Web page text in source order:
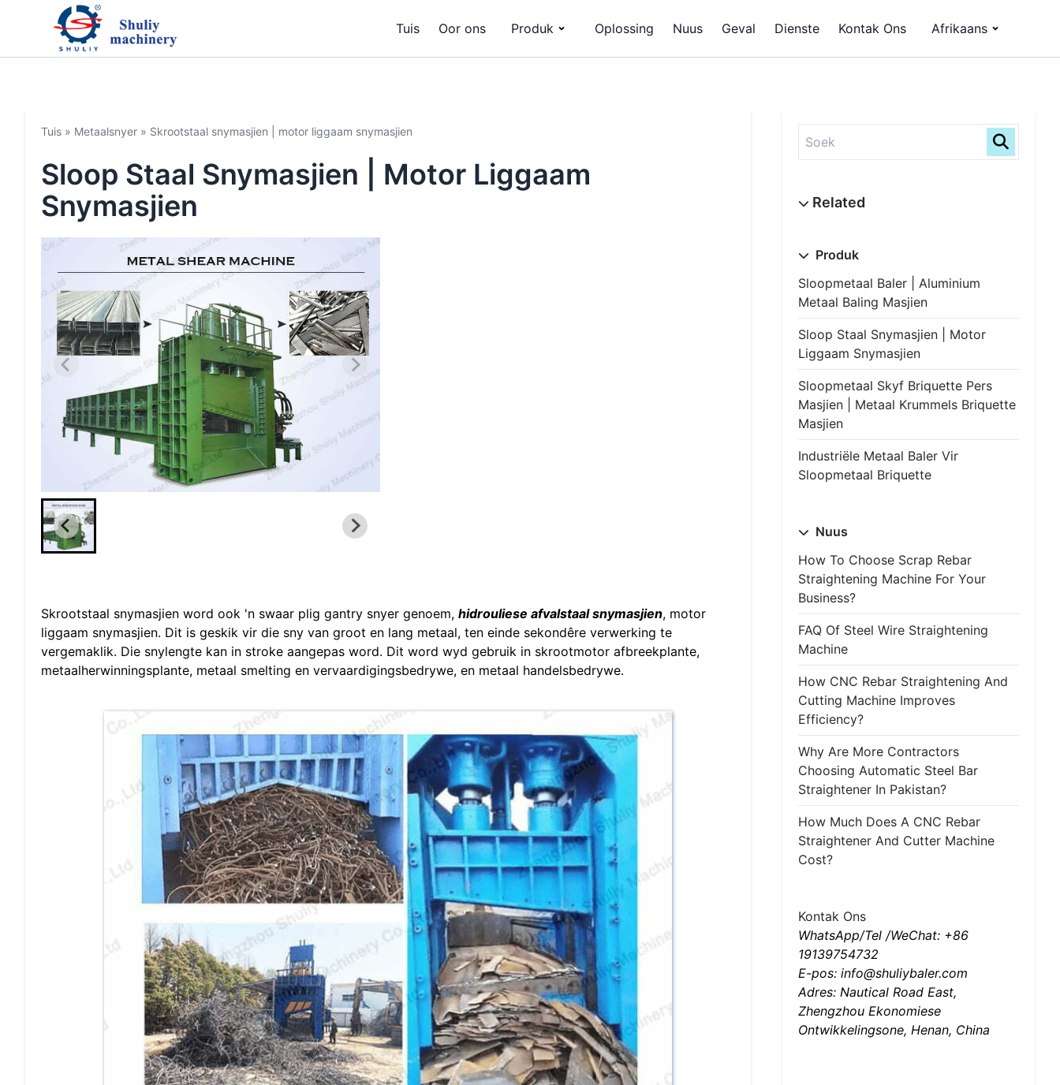
Tuis Oor ons Produk Oplossing Nuus Geval Dienste Kontak Ons Afrikaans
Tuis » Metaalsnyer » Skrootstaal snymasjien | motor liggaam snymasjien
Sloop Staal Snymasjien | Motor Liggaam
Snymasjien
Skrootstaal snymasjien word ook 'n swaar plig gantry snyer genoem, hidrouliese afvalstaal snymasjien, motor
liggaam snymasjien. Dit is geskik vir die sny van groot en lang metaal, ten einde sekondêre verwerking te
vergemaklik. Die snylengte kan in stroke aangepas word. Dit word wyd gebruik in skrootmotor afbreekplante,
metaalherwinningsplante, metaal smelting en vervaardigingsbedrywe, en metaal handelsbedrywe.
Produk
Sloopmetaal Baler | Aluminium
Metaal Baling Masjien
Sloop Staal Snymasjien | Motor
Liggaam Snymasjien
Sloopmetaal Skyf Briquette Pers
Masjien | Metaal Krummels Briquette
Masjien
Industriële Metaal Baler Vir
Sloopmetaal Briquette
Nuus
How To Choose Scrap Rebar
Straightening Machine For Your
Business?
FAQ Of Steel Wire Straightening
Machine
How CNC Rebar Straightening And
Cutting Machine Improves
Efficiency?
Why Are More Contractors
Choosing Automatic Steel Bar
Straightener In Pakistan?
How Much Does A CNC Rebar
Straightener And Cutter Machine
Cost?
Kontak Ons
WhatsApp/Tel /WeChat: +86
19139754732
E-pos: info@shuliybaler.com
Adres: Nautical Road East,
Zhengzhou Ekonomiese
Ontwikkelingsone, Henan, China